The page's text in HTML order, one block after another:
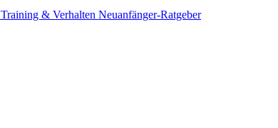
Training & Verhalten Neuanfänger-Ratgeber